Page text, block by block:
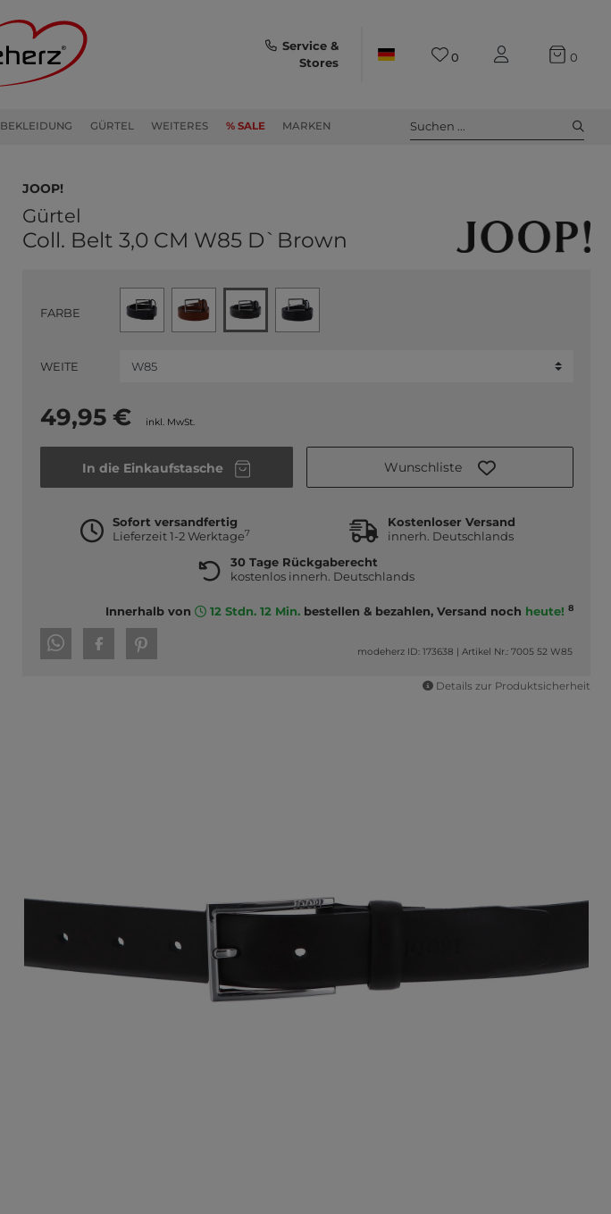
BEKLEIDUNG GÜRTEL WEITERES % SALE MARKEN
Service &
Stores
0 0
Suchen ...
JOOP!
Gürtel
Coll. Belt 3,0 CM W85 D`Brown
FARBE
WEITE
49,95 € inkl. MwSt.
In die Einkaufstasche Wunschliste
Sofort versandfertig
Lieferzeit 1-2 Werktage7
Kostenloser Versand
innerh. Deutschlands
30 Tage Rückgaberecht
kostenlos innerh. Deutschlands
Innerhalb von 12 Stdn. 12 Min.bestellen & bezahlen, Versand noch heute! 8
modeherz ID: 173638 |Artikel Nr.: 7005 52 W85
Details zur Produktsicherheit